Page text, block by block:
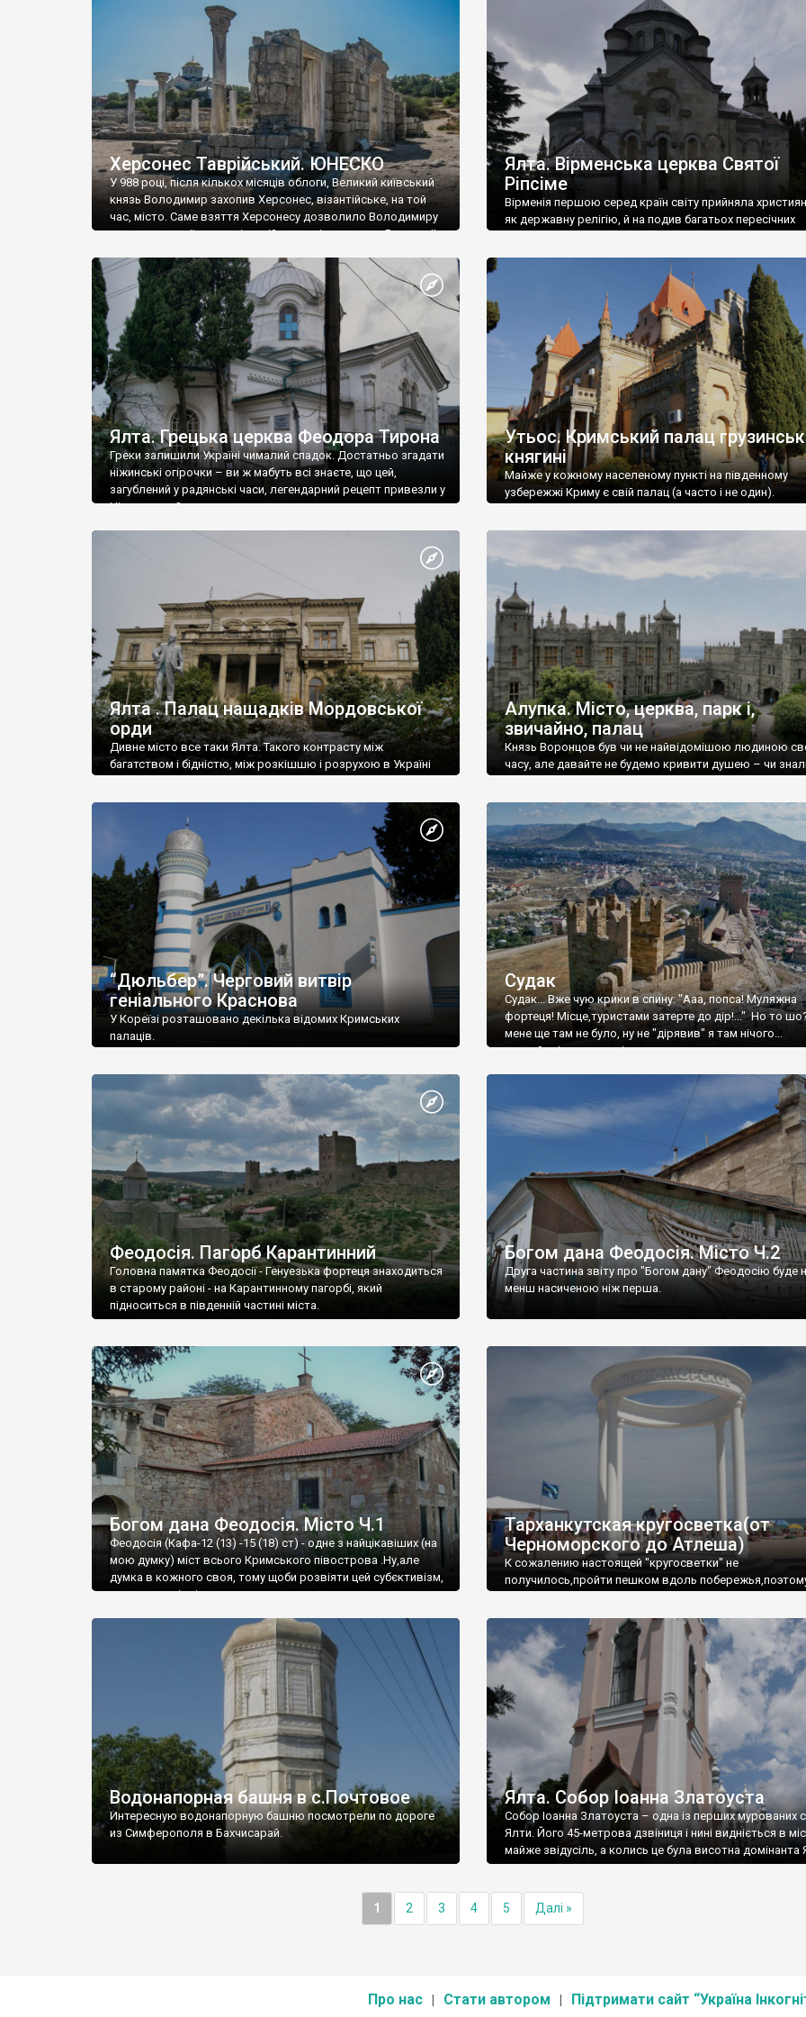
візантійської доби. Раритети викрадені з фондів об’єкту
культурної спадщини ЮНЕСКО «Херсонеса Таврійського».
Офіційно – на виставку «Золото Візантії», але експерти та
влада в Україні вважають це лише […]
називаються «повстяками» (postaki)…” “Вино. Крим
виробляє відмінне вино і його вдосталь: воно все
легке біле і дуже […]
Херсонес Таврійський. ЮНЕСКО
У 988 році, після кількох місяців облоги, Великий київський
князь Володимир захопив Херсонес, візантійське, на той
час, місто. Саме взяття Херсонесу дозволило Володимиру
диктувати свої умови візантійському імператору Василю ІІ,
Херсонесі Володимир-язичник, став Василем-
християнином. А потім було Хрещення Русі. На честь
Херсонесу Таврійського названо місто […]
Ялта. Вірменська церква Святої
Ріпсіме
Вірменія першою серед країн світу прийняла
як державну релігію, й на подив багатьох пересічних
Ялта. Грецька церква Феодора Тирона
Греки залишили Україні чималий спадок. Достатньо згадати
ніжинські огірочки – ви ж мабуть всі знаєте, що цей,
загублений у радянські часи, легендарний рецепт привезли у
Ніжин греки?
Утьос. Кримський палац
княгині
Майже у кожному населеному пункті на південному
узбережжі Криму є свій палац (а часто і не один).
Ялта . Палац нащадків Мордовської
орди
Дивне місто все таки Ялта. Такого контрасту між
багатством і бідністю, між розкішшю і розрухою в Україні
Алупка. Місто, церква, парк і,
звичайно, палац
Князь Воронцов був чи не найвідомішою людиною
часу, але давайте не будемо кривити душею – чи
“Дюльбер”. Черговий витвір
геніального Краснова
У Кореїзі розташовано декілька відомих Кримських
палаців.
Судак
Судак... Вже чую крики в спину: "Ааа, попса! Муляжна
фортеця! Місце,туристами затерте до дір!..." Но то
мене ще там не було, ну не "дірявив" я там нічого...
принаймні до цього літа.
Феодосія. Пагорб Карантинний
Головна памятка Феодосії - Генуезька фортеця знаходиться
в старому районі - на Карантинному пагорбі, який
підноситься в південній частині міста.
Богом дана Феодосія. Місто Ч.2
Друга частина звіту про "Богом дану" Феодосію буде
менш насиченою ніж перша.
Богом дана Феодосія. Місто Ч.1
Феодосія (Кафа-12 (13) -15 (18) ст) - одне з найцікавіших (на
мою думку) міст всього Кримського півострова .Ну,але
думка в кожного своя, тому щоби розвіяти цей субєктивізм,
запрошую відвідати це
Тарханкутская кругосветка(от
Черноморского до Атлеша)
К сожалению настоящей "кругосветки" не
получилось,пройти пешком вдоль
Водонапорная башня в с.Почтовое
Интересную водонапорную башню посмотрели по дороге
из Симферополя в Бахчисарай.
Ялта. Собор Іоанна Златоуста
Собор Іоанна Златоуста – одна із перших мурованих
Ялти. Його 45-метрова дзвіниця і нині видніється в
майже звідусіль, а колись це була висотна домінанта
1 2 3 4 5 Далі »
Про нас Стати автором Підтримати сайт “Україна